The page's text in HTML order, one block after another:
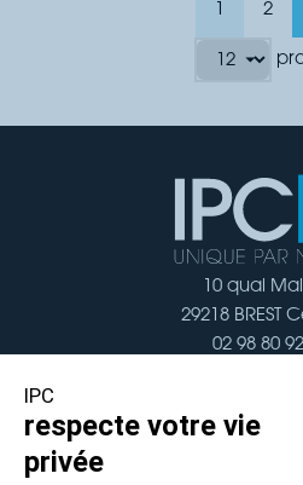
1 2
10 quai
29218 BREST
02 98 80